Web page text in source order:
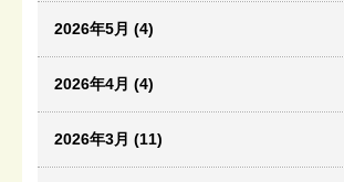
2026年5月 (4)
2026年4月 (4)
2026年3月 (11)